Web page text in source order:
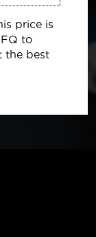
price is
to
the best